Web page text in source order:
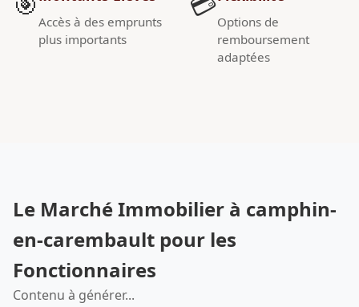
Accès à des emprunts
plus importants
Options de
remboursement
adaptées
Le Marché Immobilier à camphin-
en-carembault pour les
Fonctionnaires
Contenu à générer...